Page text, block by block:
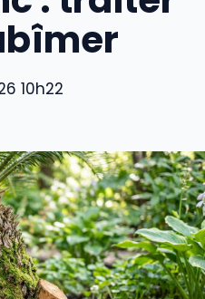
10h22